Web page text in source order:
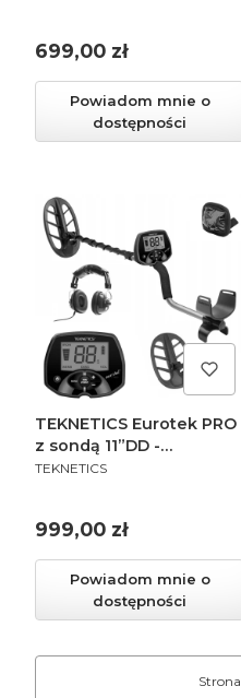
Cena
699,00 zł
Powiadom mnie o
dostępności
TEKNETICS Eurotek PRO
z sondą 11”DD -
Wykrywacz metali
PRODUCENT
TEKNETICS
Cena
999,00 zł
Powiadom mnie o
dostępności
Strona